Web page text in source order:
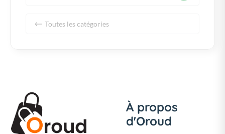
Toutes les catégories
À propos
d'Oroud